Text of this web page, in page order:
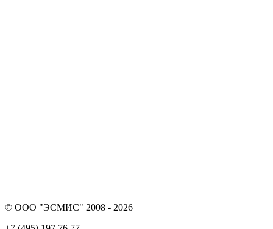
© ООО "ЭСМИС" 2008 - 2026